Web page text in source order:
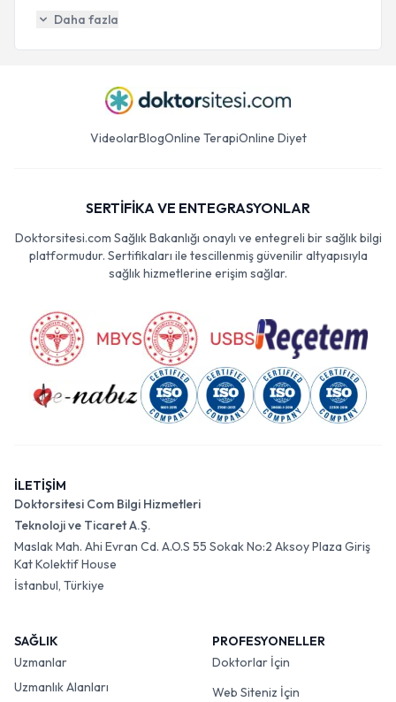
Daha fazla
VideolarBlogOnline TerapiOnline Diyet
SERTİFİKA VE ENTEGRASYONLAR
Doktorsitesi.com Sağlık Bakanlığı onaylı ve entegreli bir sağlık bilgi
platformudur. Sertifikaları ile tescillenmiş güvenilir altyapısıyla
sağlık hizmetlerine erişim sağlar.
İLETİŞİM
Doktorsitesi Com Bilgi Hizmetleri
Teknoloji ve Ticaret A.Ş.
Maslak Mah. Ahi Evran Cd. A.O.S 55 Sokak No:2 Aksoy Plaza Giriş
Kat Kolektif House
İstanbul, Türkiye
SAĞLIK
Uzmanlar
Uzmanlık Alanları
PROFESYONELLER
Doktorlar İçin
Web Siteniz İçin